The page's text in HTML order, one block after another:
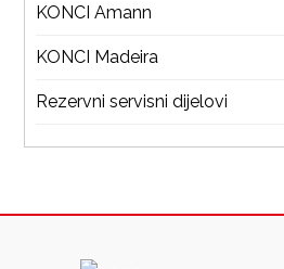
KONCI Amann
KONCI Madeira
Rezervni servisni dijelovi